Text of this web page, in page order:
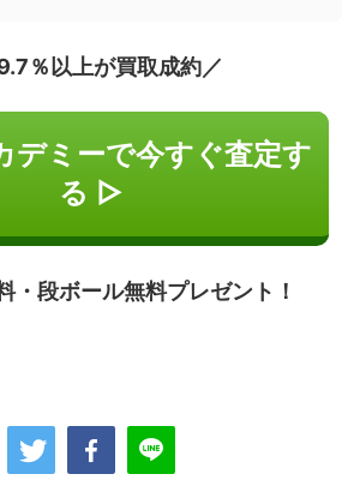
％以上が買取成約／
デミーで今すぐ査定す
る ▷
・段ボール無料プレゼント！